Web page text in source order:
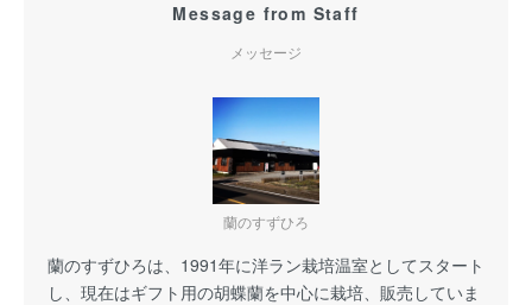
Message from Staff
メッセージ
蘭のすずひろ
蘭のすずひろは、1991年に洋ラン栽培温室としてスタート
し、現在はギフト用の胡蝶蘭を中心に栽培、販売していま